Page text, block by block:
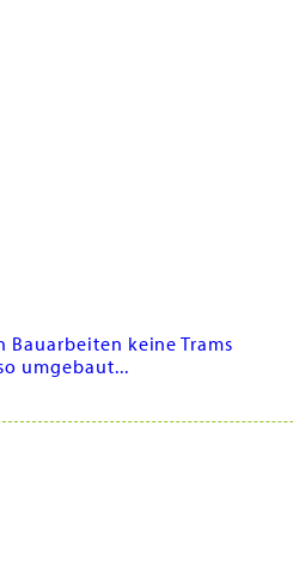
Bauarbeiten keine Trams
umgebaut...